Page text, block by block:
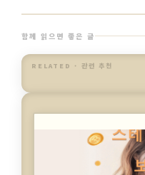
함께 읽으면 좋은 글
RELATED · 관련 추천